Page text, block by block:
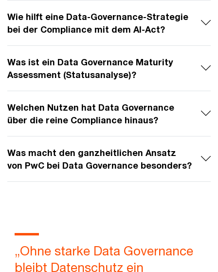
Wie hilft eine Data-Governance-Strategie
bei der Compliance mit dem AI-Act?
Was ist ein Data Governance Maturity
Assessment (Statusanalyse)?
Welchen Nutzen hat Data Governance
über die reine Compliance hinaus?
Was macht den ganzheitlichen Ansatz
von PwC bei Data Governance besonders?
„Ohne starke Data Governance
bleibt Datenschutz ein